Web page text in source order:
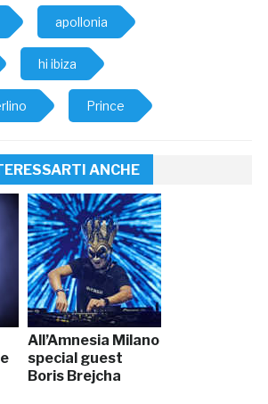
apollonia
hi ibiza
Prince
ANCHE
All’Amnesia Milano
special guest
Boris Brejcha